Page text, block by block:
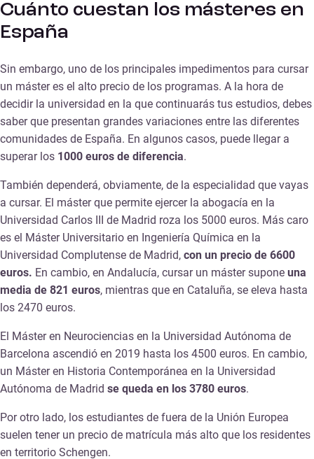
Cuánto cuestan los másteres en
España
Sin embargo, uno de los principales impedimentos para cursar
un máster es el alto precio de los programas. A la hora de
decidir la universidad en la que continuarás tus estudios, debes
saber que presentan grandes variaciones entre las diferentes
comunidades de España. En algunos casos, puede llegar a
superar los 1000 euros de diferencia.
También dependerá, obviamente, de la especialidad que vayas
a cursar. El máster que permite ejercer la abogacía en la
Universidad Carlos III de Madrid roza los 5000 euros. Más caro
es el Máster Universitario en Ingeniería Química en la
Universidad Complutense de Madrid, con un precio de 6600
euros. En cambio, en Andalucía, cursar un máster supone una
media de 821 euros, mientras que en Cataluña, se eleva hasta
los 2470 euros.
El Máster en Neurociencias en la Universidad Autónoma de
Barcelona ascendió en 2019 hasta los 4500 euros. En cambio,
un Máster en Historia Contemporánea en la Universidad
Autónoma de Madrid se queda en los 3780 euros.
Por otro lado, los estudiantes de fuera de la Unión Europea
suelen tener un precio de matrícula más alto que los residentes
en territorio Schengen.